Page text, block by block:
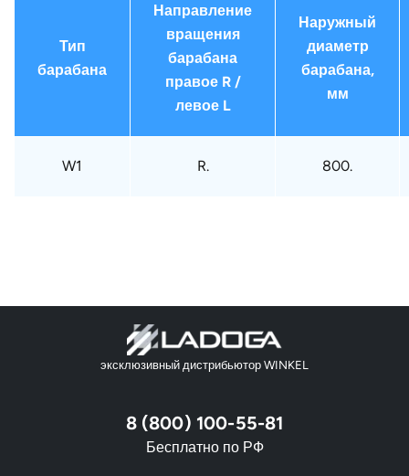
Тип
барабана
Направление
вращения
барабана
правое R /
левое L
Наружный
диаметр
барабана,
мм
W1 R. 800.
эксклюзивный дистрибьютор WINKEL
8 (800) 100-55-81
Бесплатно по РФ